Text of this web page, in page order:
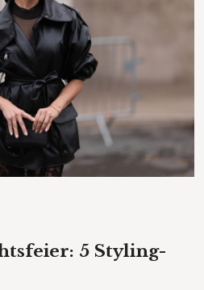
5 Styling-